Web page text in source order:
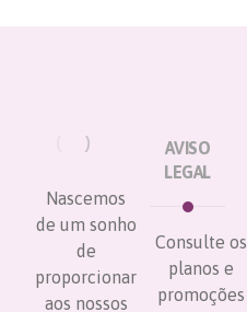
Nascemos
de um sonho
de
proporcionar
aos nossos
AVISO
LEGAL
Consulte os
planos e
promoções